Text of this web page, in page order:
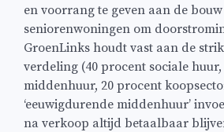
en voorrang te geven aan de
seniorenwoningen om
GroenLinks houdt vast aan de
verdeling (40 procent sociale
middenhuur, 20 procent
‘eeuwigdurende middenhuur’
na verkoop altijd betaalbaar